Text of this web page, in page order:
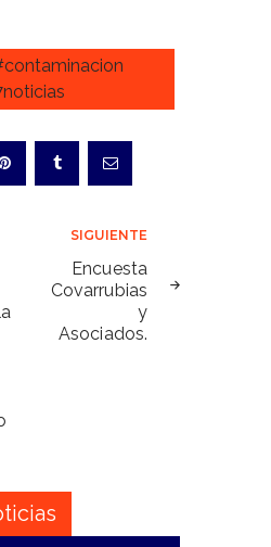
SIGUIENTE
Encuesta
Covarrubias
y
Asociados.